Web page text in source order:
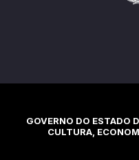
GOVERNO DO ESTADO
CULTURA,